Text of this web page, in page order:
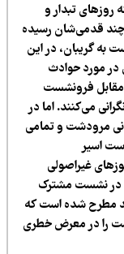
تبدار و
رسیده
در این
حوادث
فرونشست
اما در
و تمامی
مشترک
شده است که
در معرض خطری